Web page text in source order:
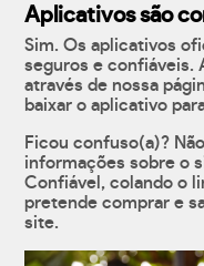
Aplicativos são
Sim. Os aplicativos
seguros e confiáveis.
através de nossa
baixar o aplicativo
Ficou confuso(a)?
informações sobre o
Confiável, colando o
pretende comprar e
site.